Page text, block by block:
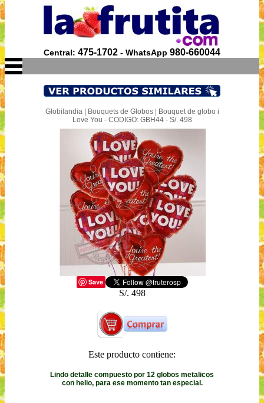
Central: 475-1702 - WhatsApp 980-660044
Globilandia | Bouquets de Globos | Bouquet de globo i
Love You - CODIGO: GBH44 - S/. 498
Save
S/. 498
Este producto contiene:
Lindo detalle compuesto por 12 globos metalicos
con helio, para ese momento tan especial.